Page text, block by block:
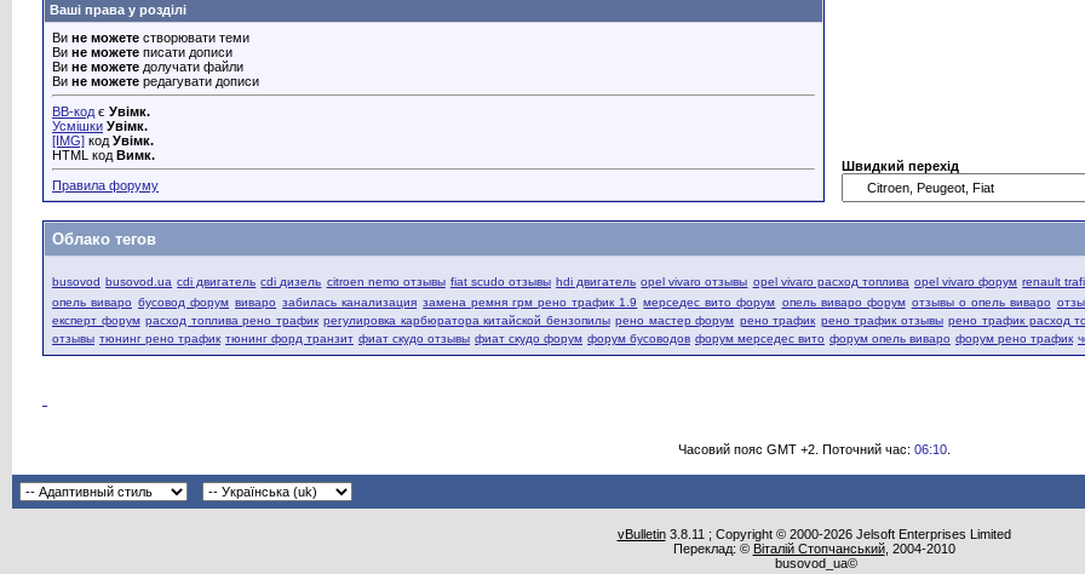
Ваші права у розділі
Ви не можете створювати теми
Ви не можете писати дописи
Ви не можете долучати файли
Ви не можете редагувати дописи
BB-код є Увімк.
Усмішки Увімк.
[IMG] код Увімк.
HTML код Вимк.
Правила форуму
Швидкий перехід
Облако тегов
busovod busovod.ua cdi двигатель cdi дизель citroen nemo отзывы fiat scudo отзывы hdi двигатель opel vivaro отзывы opel vivaro расход топлива opel vivaro форум renault
опель виваро бусовод форум виваро забилась канализация замена ремня грм рено трафик 1.9 мерседес вито форум опель виваро форум отзывы о опель виваро
експерт форум расход топлива рено трафик регулировка карбюратора китайской бензопилы рено мастер форум рено трафик рено трафик отзывы рено трафик расход
отзывы тюнинг рено трафик тюнинг форд транзит фиат скудо отзывы фиат скудо форум форум бусоводов форум мерседес вито форум опель виваро форум рено трафик
Часовий пояс GMT +2. Поточний час: 06:10.
vBulletin3.8.11 ; Copyright © 2000-2026 Jelsoft Enterprises Limited
Переклад: © Віталій Стопчанський, 2004-2010
busovod_ua©